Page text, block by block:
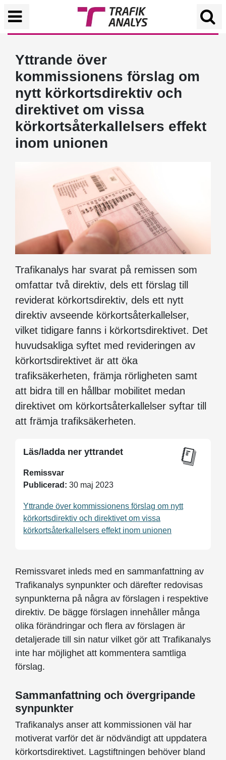
Yttrande över
kommissionens förslag om
nytt körkortsdirektiv och
direktivet om vissa
körkortsåterkallelsers effekt
inom unionen
Trafikanalys har svarat på remissen som
omfattar två direktiv, dels ett förslag till
reviderat körkortsdirektiv, dels ett nytt
direktiv avseende körkortsåterkallelser,
vilket tidigare fanns i körkortsdirektivet. Det
huvudsakliga syftet med revideringen av
körkortsdirektivet är att öka
trafiksäkerheten, främja rörligheten samt
att bidra till en hållbar mobilitet medan
direktivet om körkortsåterkallelser syftar till
att främja trafiksäkerheten.
Läs/ladda ner yttrandet
Remissvar
Publicerad: 30 maj 2023
Yttrande över kommissionens förslag om nytt
körkortsdirektiv och direktivet om vissa
körkortsåterkallelsers effekt inom unionen
Remissvaret inleds med en sammanfattning av
Trafikanalys synpunkter och därefter redovisas
synpunkterna på några av förslagen i respektive
direktiv. De bägge förslagen innehåller många
olika förändringar och flera av förslagen är
detaljerade till sin natur vilket gör att Trafikanalys
inte har möjlighet att kommentera samtliga
förslag.
Sammanfattning och övergripande
synpunkter
Trafikanalys anser att kommissionen väl har
motiverat varför det är nödvändigt att uppdatera
körkortsdirektivet. Lagstiftningen behöver bland